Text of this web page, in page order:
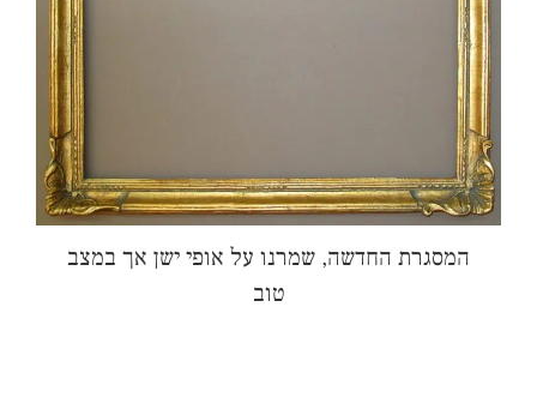
המסגרת החדשה, שמרנו על אופי ישן אך במצב
טוב